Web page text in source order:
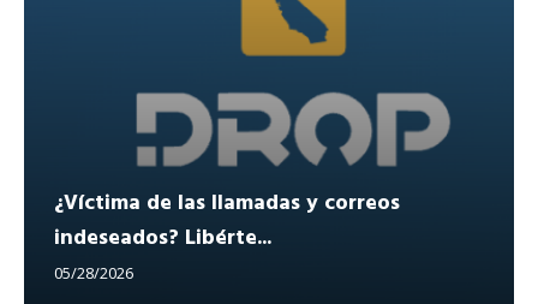
¿Víctima de las llamadas y correos
indeseados? Libérte...
05/28/2026